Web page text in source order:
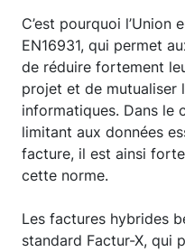
C’est pourquoi l’Union
EN16931, qui permet
de réduire fortement
projet et de mutualiser
informatiques. Dans le
limitant aux données
facture, il est ainsi
cette norme.
Les factures hybrides
standard Factur-X, qui